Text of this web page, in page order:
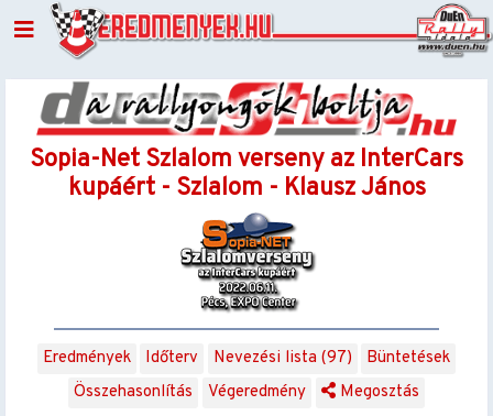
Sopia-Net Szlalom verseny az InterCars
kupáért - Szlalom - Klausz János
Eredmények Időterv Nevezési lista (97)
Büntetések
Összehasonlítás
Végeredmény Megosztás